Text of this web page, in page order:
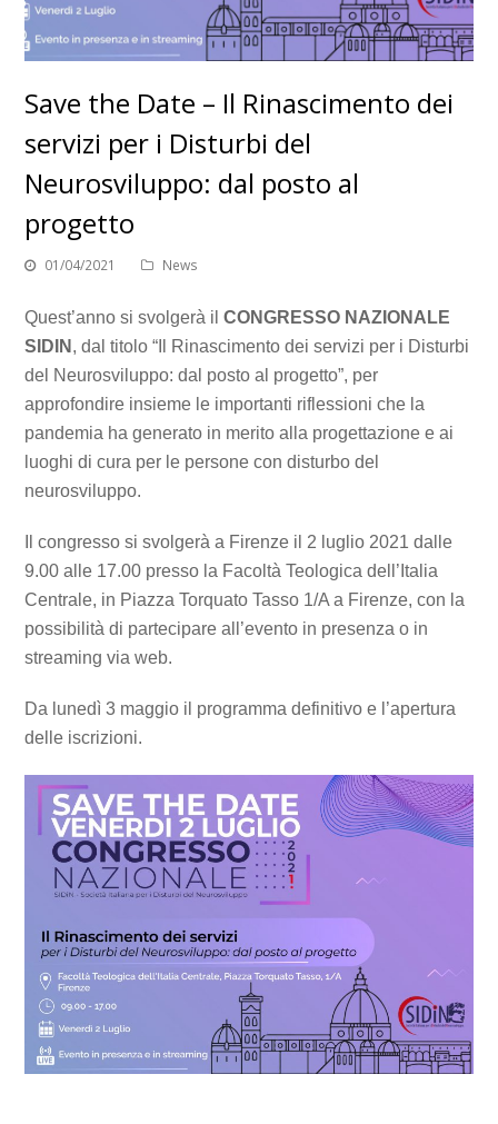
Save the Date – Il Rinascimento dei
servizi per i Disturbi del
Neurosviluppo: dal posto al
progetto
01/04/2021 News
Quest’anno si svolgerà ilCONGRESSO NAZIONALE
SIDIN , dal titolo “Il Rinascimento dei servizi per i Disturbi
del Neurosviluppo: dal posto al progetto”, per
approfondire insieme le importanti riflessioni che la
pandemia ha generato in merito alla progettazione e ai
luoghi di cura per le persone con disturbo del
neurosviluppo.
Il congresso si svolgerà a Firenze il 2 luglio 2021 dalle
9.00 alle 17.00 presso la Facoltà Teologica dell’Italia
Centrale, in Piazza Torquato Tasso 1/A a Firenze, con la
possibilità di partecipare all’evento in presenza o in
streaming via web.
Da lunedì 3 maggio il programma definitivo e l’apertura
delle iscrizioni.